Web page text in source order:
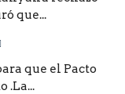
que...
que el Pacto
.La...